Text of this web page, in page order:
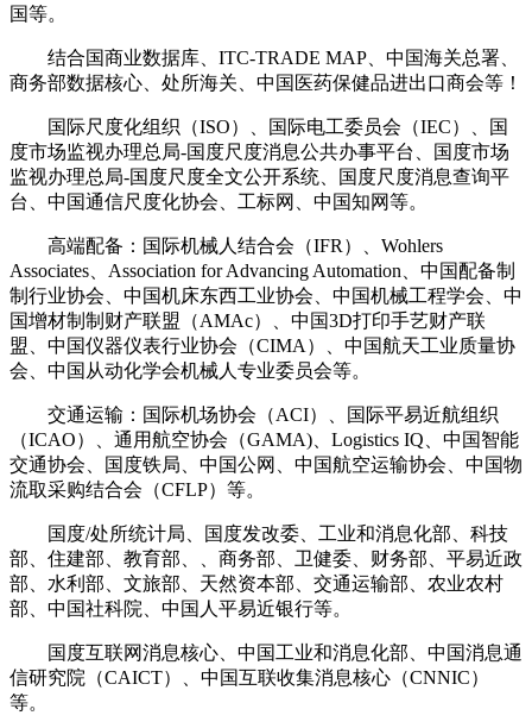
国等。
结合国商业数据库、ITC-TRADE MAP、中国海关总署、
商务部数据核心、处所海关、中国医药保健品进出口商会等！
国际尺度化组织（ISO）、国际电工委员会（IEC）、国
度市场监视办理总局-国度尺度消息公共办事平台、国度市场
监视办理总局-国度尺度全文公开系统、国度尺度消息查询平
台、中国通信尺度化协会、工标网、中国知网等。
高端配备：国际机械人结合会（IFR）、Wohlers
Associates、Association for Advancing Automation、中国配备制
制行业协会、中国机床东西工业协会、中国机械工程学会、中
国增材制制财产联盟（AMAc）、中国3D打印手艺财产联
盟、中国仪器仪表行业协会（CIMA）、中国航天工业质量协
会、中国从动化学会机械人专业委员会等。
交通运输：国际机场协会（ACI）、国际平易近航组织
（ICAO）、通用航空协会（GAMA)、Logistics IQ、中国智能
交通协会、国度铁局、中国公网、中国航空运输协会、中国物
流取采购结合会（CFLP）等。
国度/处所统计局、国度发改委、工业和消息化部、科技
部、住建部、教育部、、商务部、卫健委、财务部、平易近政
部、水利部、文旅部、天然资本部、交通运输部、农业农村
部、中国社科院、中国人平易近银行等。
国度互联网消息核心、中国工业和消息化部、中国消息通
信研究院（CAICT）、中国互联收集消息核心（CNNIC）
等。